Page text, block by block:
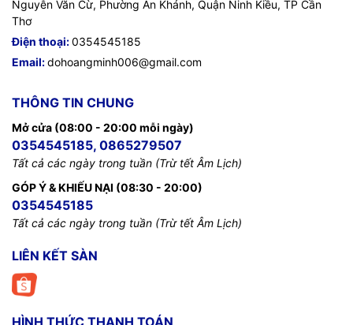
Nguyễn Văn Cừ, Phường An Khánh, Quận Ninh Kiều, TP Cần
Thơ
Điện thoại:0354545185
Email:dohoangminh006@gmail.com
THÔNG TIN CHUNG
Mở cửa (08:00 - 20:00 mỗi ngày)
0354545185, 0865279507
Tất cả các ngày trong tuần (Trừ tết Âm Lịch)
GÓP Ý & KHIẾU NẠI (08:30 - 20:00)
0354545185
Tất cả các ngày trong tuần (Trừ tết Âm Lịch)
LIÊN KẾT SÀN